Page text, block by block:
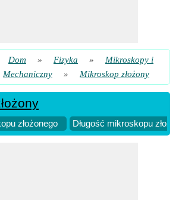
Dom » Fizyka »
Mikroskopy i
Mechaniczny » Mikroskop złożony
złożonego Długość mikroskopu